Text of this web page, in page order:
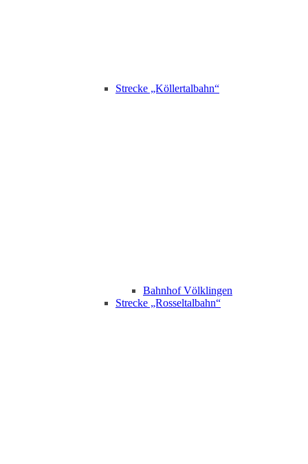
Strecke „Köllertalbahn“
Bahnhof Völklingen
Strecke „Rosseltalbahn“